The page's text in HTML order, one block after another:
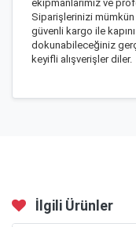
ekipmanlarımız ve
Siparişlerinizi mümkün
güvenli kargo ile
dokunabileceğiniz
keyifli alışverişler diler.
İlgili Ürünler